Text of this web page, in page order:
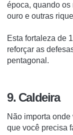
época, quando
ouro e outras
Esta fortaleza de
reforçar as
pentagonal.
9. Caldeira
Não importa
que você precisa